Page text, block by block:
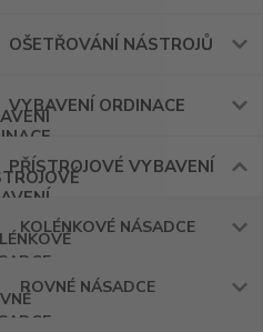
OŠETŘOVÁNÍ NÁSTROJŮ
VYBAVENÍ ORDINACE
PŘÍSTROJOVÉ VYBAVENÍ
KOLÉNKOVÉ NÁSADCE
ROVNÉ NÁSADCE